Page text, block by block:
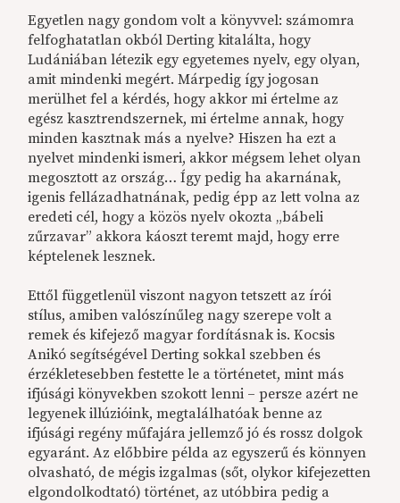
Egyetlen nagy gondom volt a könyvvel: számomra
felfoghatatlan okból Derting kitalálta, hogy
Ludániában létezik egy egyetemes nyelv, egy olyan,
amit mindenki megért. Márpedig így jogosan
merülhet fel a kérdés, hogy akkor mi értelme az
egész kasztrendszernek, mi értelme annak, hogy
minden kasztnak más a nyelve? Hiszen ha ezt a
nyelvet mindenki ismeri, akkor mégsem lehet olyan
megosztott az ország… Így pedig ha akarnának,
igenis fellázadhatnának, pedig épp az lett volna az
eredeti cél, hogy a közös nyelv okozta „bábeli
zűrzavar” akkora káoszt teremt majd, hogy erre
képtelenek lesznek.
Ettől függetlenül viszont nagyon tetszett az írói
stílus, amiben valószínűleg nagy szerepe volt a
remek és kifejező magyar fordításnak is. Kocsis
Anikó segítségével Derting sokkal szebben és
érzékletesebben festette le a történetet, mint más
ifjúsági könyvekben szokott lenni – persze azért ne
legyenek illúzióink, megtalálhatóak benne az
ifjúsági regény műfajára jellemző jó és rossz dolgok
egyaránt. Az előbbire példa az egyszerű és könnyen
olvasható, de mégis izgalmas (sőt, olykor kifejezetten
elgondolkodtató) történet, az utóbbira pedig a